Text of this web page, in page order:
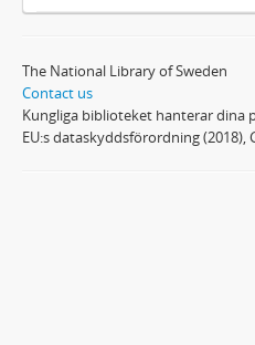
The National Library of Sweden
Contact us
Kungliga biblioteket hanterar dina
EU:s dataskyddsförordning (2018),